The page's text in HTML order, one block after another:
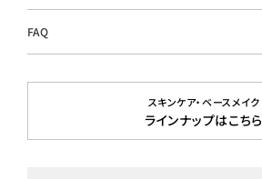
FAQ
スキンケア・ベースメイク
ラインナップはこちら